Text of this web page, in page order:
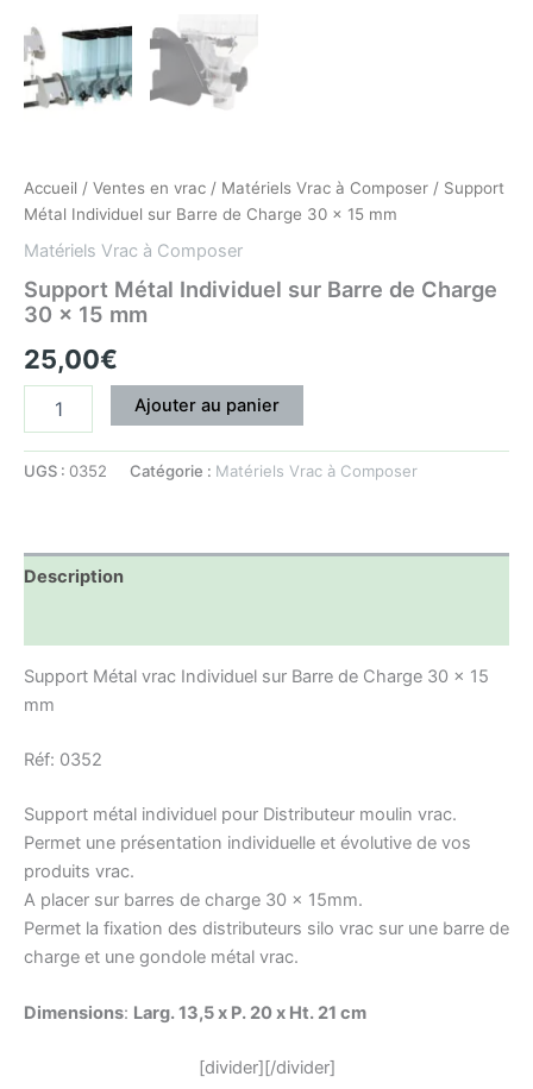
Accueil / Ventes en vrac / Matériels Vrac à Composer / Support
Métal Individuel sur Barre de Charge 30 x 15 mm
Matériels Vrac à Composer
Support Métal Individuel sur Barre de Charge
30 x 15 mm
25,00€
Ajouter au panier
UGS : 0352 Catégorie : Matériels Vrac à Composer
Description
Support Métal vrac Individuel sur Barre de Charge 30 x 15
mm
Réf: 0352
Support métal individuel pour Distributeur moulin vrac.
Permet une présentation individuelle et évolutive de vos
produits vrac.
A placer sur barres de charge 30 x 15mm.
Permet la fixation des distributeurs silo vrac sur une barre de
charge et une gondole métal vrac.
Dimensions: Larg. 13,5 x P. 20 x Ht. 21 cm
[divider][/divider]